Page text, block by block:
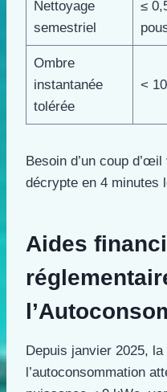
Nettoyage
semestriel
≤
Ombre
instantanée
tolérée
<
Besoin d’un coup
décrypte en 4 minutes
Aides
Depuis janvier 2025, la
l’autoconsommation